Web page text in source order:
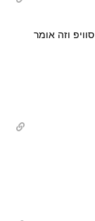
וזה אומר